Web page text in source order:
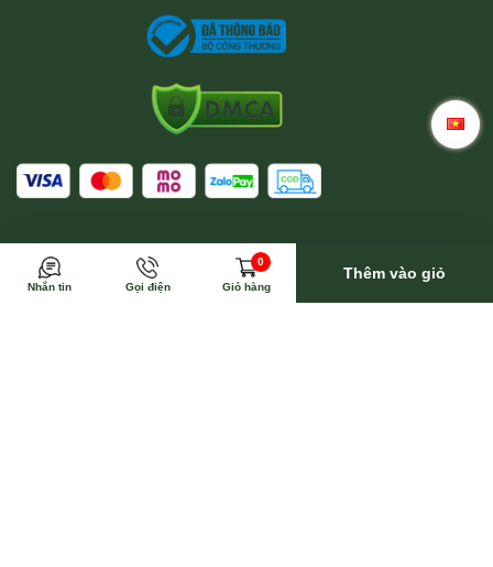
Trong trường hợp này Wina sẽ toàn bộ trả phí vận
chuyển
Nhắn tin Gọi điện
0
Giỏ hàng
Thêm vào giỏ